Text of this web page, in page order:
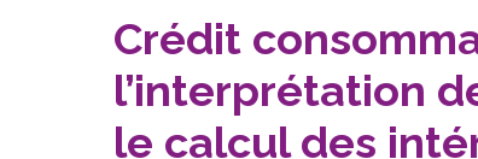
Crédit
l’interprétation
le calcul des